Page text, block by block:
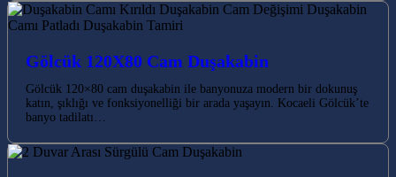
Gölcük 120X80 Cam Duşakabin
Gölcük 120×80 cam duşakabin ile banyonuza modern bir dokunuş
katın, şıklığı ve fonksiyonelliği bir arada yaşayın. Kocaeli Gölcük’te
banyo tadilatı…